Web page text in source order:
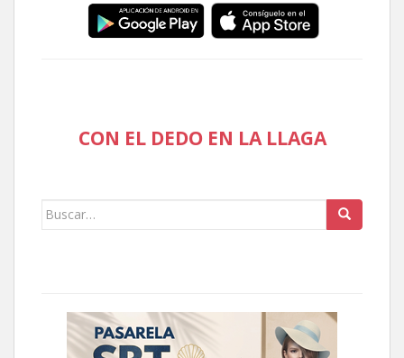
CON EL DEDO EN LA LLAGA
Buscar: